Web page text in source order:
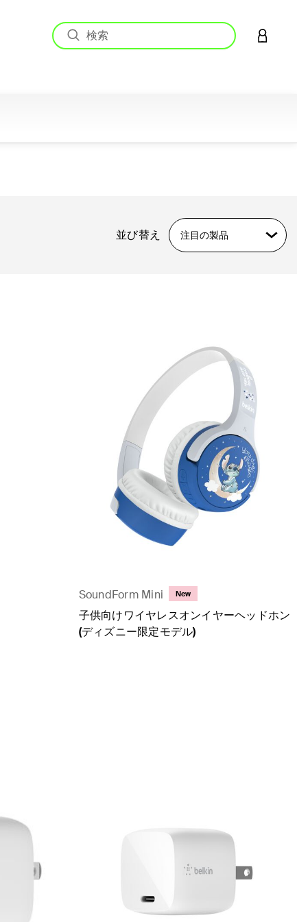
アカウ
並び替え 注目の製品
SoundForm Mini New
子供向けワイヤレスオンイヤーヘッドホン
(ディズニー限定モデル)